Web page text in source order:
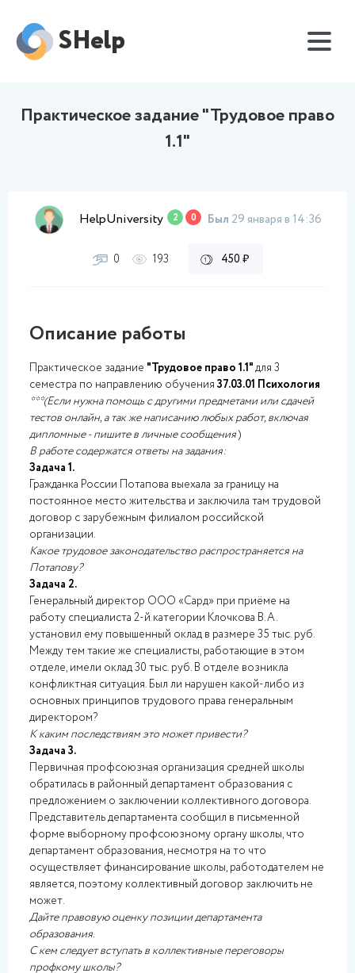
SHelp
Практическое задание "Трудовое право
1.1"
HelpUniversity 2 0 Был 29 января в 14:36
0 193 450 ₽
Описание работы
Практическое задание "Трудовое право 1.1"для 3
семестра по направлению обучения 37.03.01 Психология
***(Если нужна помощь с другими предметами или сдачей
тестов онлайн, а так же написанию любых работ, включая
дипломные - пишите в личные сообщения)
В работе содержатся ответы на задания:
Задача 1.
Гражданка России Потапова выехала за границу на
постоянное место жительства и заключила там трудовой
договор с зарубежным филиалом российской
организации.
Какое трудовое законодательство распространяется на
Потапову?
Задача 2.
Генеральный директор ООО «Сард» при приёме на
работу специалиста 2-й категории Клочкова В.А.
установил ему повышенный оклад в размере 35 тыс. руб.
Между тем такие же специалисты, работающие в этом
отделе, имели оклад 30 тыс. руб. В отделе возникла
конфликтная ситуация. Был ли нарушен какой-либо из
основных принципов трудового права генеральным
директором?
К каким последствиям это может привести?
Задача 3.
Первичная профсоюзная организация средней школы
обратилась в районный департамент образования с
предложением о заключении коллективного договора.
Представитель департамента сообщил в письменной
форме выборному профсоюзному органу школы, что
департамент образования, несмотря на то что
осуществляет финансирование школы, работодателем не
является, поэтому коллективный договор заключить не
может.
Дайте правовую оценку позиции департамента
образования.
С кем следует вступать в коллективные переговоры
профкому школы?